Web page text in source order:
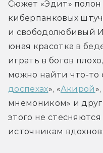
Сюжет «Эдит»
киберпанковых
и свободолюбивый
юная красотка в
играть в богов
можно найти что-то
доспехах», «Акирой
мнемоником» и
этого не
источникам